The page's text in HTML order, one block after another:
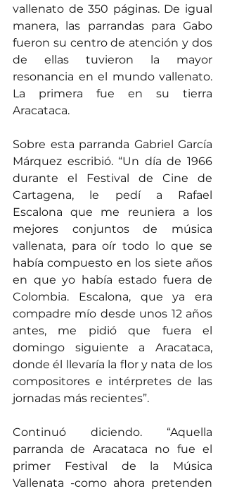
vallenato de 350 páginas. De igual
manera, las parrandas para Gabo
fueron su centro de atención y dos
de ellas tuvieron la mayor
resonancia en el mundo vallenato.
La primera fue en su tierra
Aracataca.
Sobre esta parranda Gabriel García
Márquez escribió. “Un día de 1966
durante el Festival de Cine de
Cartagena, le pedí a Rafael
Escalona que me reuniera a los
mejores conjuntos de música
vallenata, para oír todo lo que se
había compuesto en los siete años
en que yo había estado fuera de
Colombia. Escalona, que ya era
compadre mío desde unos 12 años
antes, me pidió que fuera el
domingo siguiente a Aracataca,
donde él llevaría la flor y nata de los
compositores e intérpretes de las
jornadas más recientes”.
Continuó diciendo. “Aquella
parranda de Aracataca no fue el
primer Festival de la Música
Vallenata -como ahora pretenden